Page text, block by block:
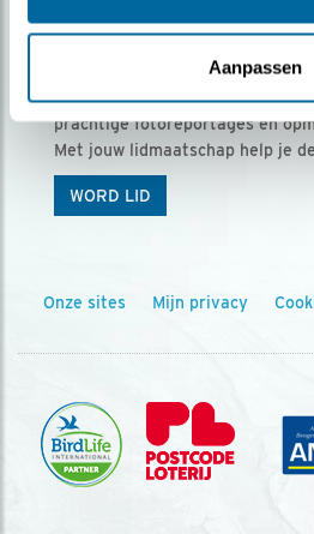
Aanpassen
Ontvang 5 x Vogels voor
Vogels is het tijdschrift voor
prachtige fotoreportages en
Met jouw lidmaatschap help je
WORD LID
Onze sites Mijn privacy